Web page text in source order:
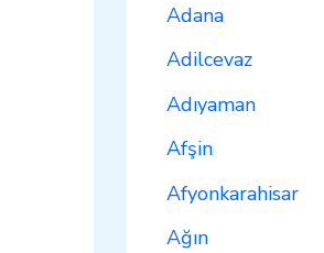
Adana
Adilcevaz
Adıyaman
Afşin
Afyonkarahisar
Ağın